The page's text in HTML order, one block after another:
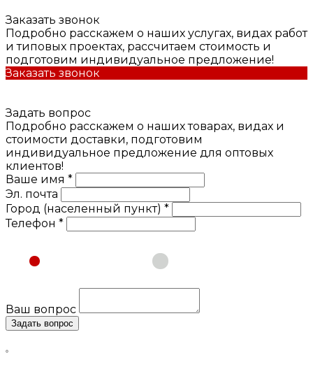
Заказать звонок
Подробно расскажем о наших услугах, видах работ
и типовых проектах, рассчитаем стоимость и
подготовим индивидуальное предложение!
Заказать звонок
Задать вопрос
Подробно расскажем о наших товарах, видах и
стоимости доставки, подготовим
индивидуальное предложение для оптовых
клиентов!
Ваше имя *
Эл. почта
Город (населенный пункт) *
Телефон *
Юридическое лицо
Ваш вопрос
Задать вопрос